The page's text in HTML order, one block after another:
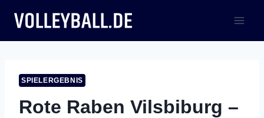
Inhalt
springen
SPIELERGEBNIS
Rote Raben Vilsbiburg –